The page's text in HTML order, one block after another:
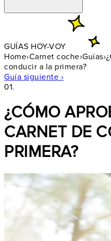
GUÍAS HOY-VOY
Home›Carnet coche›Guías›
conducir a la primera?
Guía siguiente ›
01.
¿CÓMO
CARNET DE
PRIMERA?